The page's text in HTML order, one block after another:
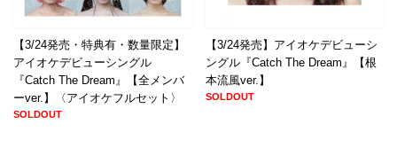
【3/24発売・特典有・数量限定】
アイオケデビューシングル
『Catch The Dream』【全メンバ
ーver.】〈アイオケフルセット〉
SOLDOUT
【3/24発売】アイオケデビューシ
ングル『Catch The Dream』【根
本流風ver.】
SOLDOUT